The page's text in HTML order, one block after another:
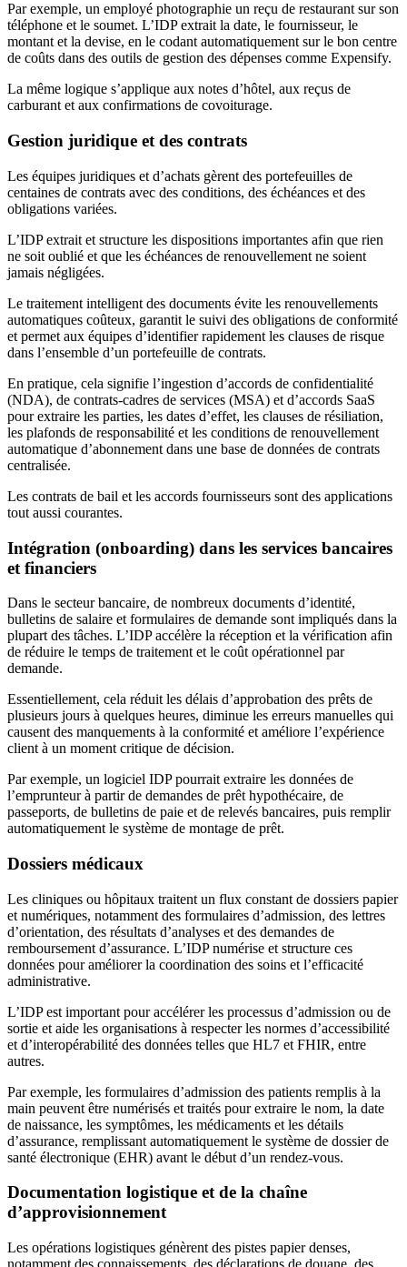
Par exemple, un employé photographie un reçu de restaurant sur son
téléphone et le soumet. L’IDP extrait la date, le fournisseur, le
montant et la devise, en le codant automatiquement sur le bon centre
de coûts dans des outils de gestion des dépenses comme Expensify.
La même logique s’applique aux notes d’hôtel, aux reçus de
carburant et aux confirmations de covoiturage.
Gestion juridique et des contrats
Les équipes juridiques et d’achats gèrent des portefeuilles de
centaines de contrats avec des conditions, des échéances et des
obligations variées.
L’IDP extrait et structure les dispositions importantes afin que rien
ne soit oublié et que les échéances de renouvellement ne soient
jamais négligées.
Le traitement intelligent des documents évite les renouvellements
automatiques coûteux, garantit le suivi des obligations de conformité
et permet aux équipes d’identifier rapidement les clauses de risque
dans l’ensemble d’un portefeuille de contrats.
En pratique, cela signifie l’ingestion d’accords de confidentialité
(NDA), de contrats-cadres de services (MSA) et d’accords SaaS
pour extraire les parties, les dates d’effet, les clauses de résiliation,
les plafonds de responsabilité et les conditions de renouvellement
automatique d’abonnement dans une base de données de contrats
centralisée.
Les contrats de bail et les accords fournisseurs sont des applications
tout aussi courantes.
Intégration (onboarding) dans les services bancaires
et financiers
Dans le secteur bancaire, de nombreux documents d’identité,
bulletins de salaire et formulaires de demande sont impliqués dans la
plupart des tâches. L’IDP accélère la réception et la vérification afin
de réduire le temps de traitement et le coût opérationnel par
demande.
Essentiellement, cela réduit les délais d’approbation des prêts de
plusieurs jours à quelques heures, diminue les erreurs manuelles qui
causent des manquements à la conformité et améliore l’expérience
client à un moment critique de décision.
Par exemple, un logiciel IDP pourrait extraire les données de
l’emprunteur à partir de demandes de prêt hypothécaire, de
passeports, de bulletins de paie et de relevés bancaires, puis remplir
automatiquement le système de montage de prêt.
Dossiers médicaux
Les cliniques ou hôpitaux traitent un flux constant de dossiers papier
et numériques, notamment des formulaires d’admission, des lettres
d’orientation, des résultats d’analyses et des demandes de
remboursement d’assurance. L’IDP numérise et structure ces
données pour améliorer la coordination des soins et l’efficacité
administrative.
L’IDP est important pour accélérer les processus d’admission ou de
sortie et aide les organisations à respecter les normes d’accessibilité
et d’interopérabilité des données telles que HL7 et FHIR, entre
autres.
Par exemple, les formulaires d’admission des patients remplis à la
main peuvent être numérisés et traités pour extraire le nom, la date
de naissance, les symptômes, les médicaments et les détails
d’assurance, remplissant automatiquement le système de dossier de
santé électronique (EHR) avant le début d’un rendez-vous.
Documentation logistique et de la chaîne
d’approvisionnement
Les opérations logistiques génèrent des pistes papier denses,